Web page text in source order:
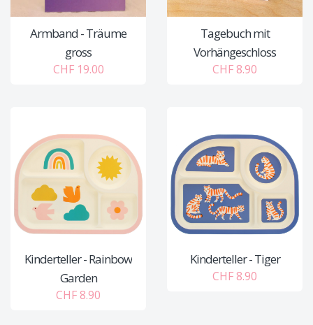
Armband - Träume
gross
CHF 19.00
Tagebuch mit
Vorhängeschloss
CHF 8.90
Kinderteller - Rainbow
Garden
CHF 8.90
Kinderteller - Tiger
CHF 8.90